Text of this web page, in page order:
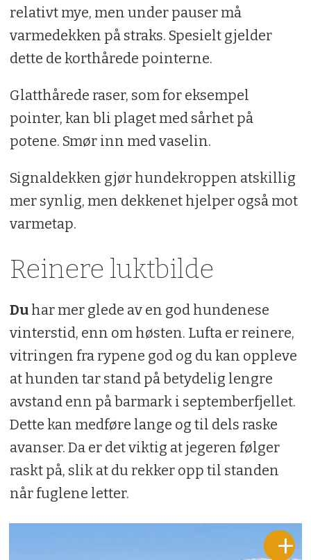
relativt mye, men under pauser må
varmedekken på straks. Spesielt gjelder
dette de korthårede pointerne.
Glatthårede raser, som for eksempel
pointer, kan bli plaget med sårhet på
potene. Smør inn med vaselin.
Signaldekken gjør hundekroppen atskillig
mer synlig, men dekkenet hjelper også mot
varmetap.
Reinere luktbilde
Du har mer glede av en god hundenese
vinterstid, enn om høsten. Lufta er reinere,
vitringen fra rypene god og du kan oppleve
at hunden tar stand på betydelig lengre
avstand enn på barmark i septemberfjellet.
Dette kan medføre lange og til dels raske
avanser. Da er det viktig at jegeren følger
raskt på, slik at du rekker opp til standen
når fuglene letter.